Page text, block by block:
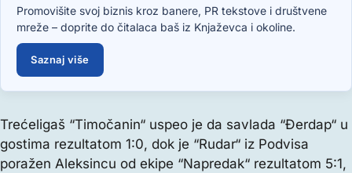
Promovišite svoj biznis kroz banere, PR tekstove i društvene
mreže – doprite do čitalaca baš iz Knjaževca i okoline.
Saznaj više
Trećeligaš “Timočanin“ uspeo je da savlada “Đerdap“ u
gostima rezultatom 1:0, dok je “Rudar“ iz Podvisa
poražen Aleksincu od ekipe “Napredak“ rezultatom 5:1,